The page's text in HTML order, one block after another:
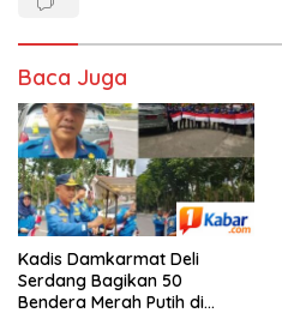
Baca Juga
Kadis Damkarmat Deli
Serdang Bagikan 50
Bendera Merah Putih di